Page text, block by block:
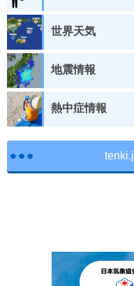
世界天気
地震情報
熱中症情報